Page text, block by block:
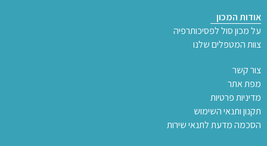
אודות המכון
על מכון סול לפסיכותרפיה
צוות המטפלים שלנו
צור קשר
מפת אתר
מדיניות פרטיות
תקנון ותנאי השימוש
הסכמה מדעת לתנאי שירות